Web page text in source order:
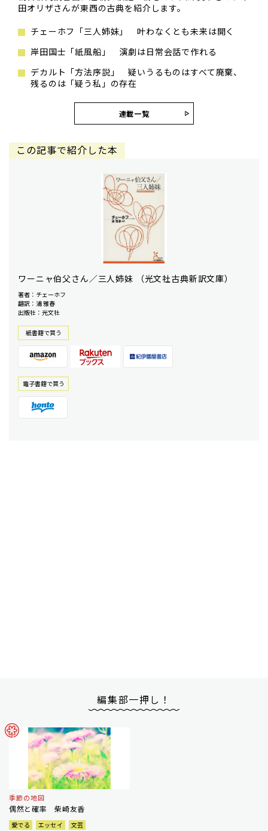
田オリザさんが東西の古典を紹介します。
チェーホフ「三人姉妹」 叶わなくとも未来は開く
岸田国士「紙風船」 演劇は日常会話で作れる
デカルト「方法序説」 疑いうるものはすべて廃棄、
残るのは「疑う私」の存在
連載一覧
この記事で紹介した本
ワーニャ伯父さん／三人姉妹 （光文社古典新訳文庫）
著者：チェーホフ
翻訳：浦 雅春
出版社：光文社
紙書籍で買う
電⼦書籍で買う
編集部一押し！
季節の地図
偶然と確率 柴崎友香
愛でる エッセイ
文芸